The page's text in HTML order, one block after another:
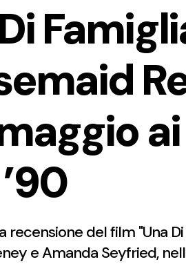
recensione del film "Una
e Amanda Seyfried,